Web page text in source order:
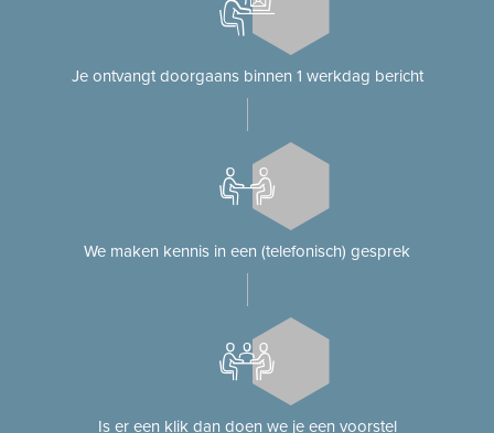
Je ontvangt doorgaans binnen 1 werkdag bericht
We maken kennis in een (telefonisch) gesprek
Is er een klik dan doen we je een voorstel